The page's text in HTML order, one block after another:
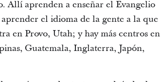
Allí aprenden a enseñar el Evangelio
el idioma de la gente a la que
en Provo, Utah; y hay más centros en
Guatemala, Inglaterra, Japón,